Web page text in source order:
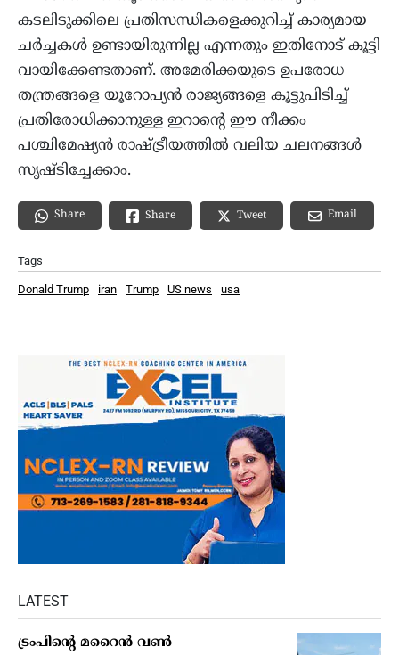
കടലിടുക്കിലെ പ്രതിസന്ധികളെക്കുറിച്ച് കാര്യമായ
ചർച്ചകൾ ഉണ്ടായിരുന്നില്ല എന്നതും ഇതിനോട് കൂട്ടി
വായിക്കേണ്ടതാണ്. അമേരിക്കയുടെ ഉപരോധ
തന്ത്രങ്ങളെ യൂറോപ്യൻ രാജ്യങ്ങളെ കൂട്ടുപിടിച്ച്
പ്രതിരോധിക്കാനുള്ള ഇറാന്റെ ഈ നീക്കം
പശ്ചിമേഷ്യൻ രാഷ്ട്രീയത്തിൽ വലിയ ചലനങ്ങൾ
സൃഷ്ടിച്ചേക്കാം.
Share Share Tweet Email
Tags
Donald Trump iran Trump US news usa
LATEST
ട്രംപിന്റെ മറൈന്‍ വണ്‍